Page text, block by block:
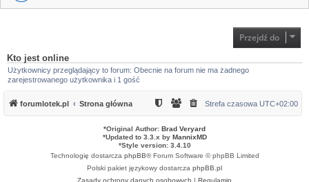
Przejdź do
Kto jest online
Użytkownicy przeglądający to forum: Obecnie na forum nie ma żadnego
zarejestrowanego użytkownika i 1 gość
forumlotek.pl Strona główna Strefa czasowa UTC+02:00
*Original Author: Brad Veryard
*Updated to 3.3.x by MannixMD
*Style version: 3.4.10
Technologię dostarcza phpBB® Forum Software © phpBB Limited
Polski pakiet językowy dostarcza phpBB.pl
Zasady ochrony danych osobowych | Regulamin